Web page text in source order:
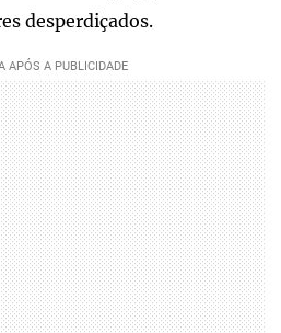
desperdiçados.